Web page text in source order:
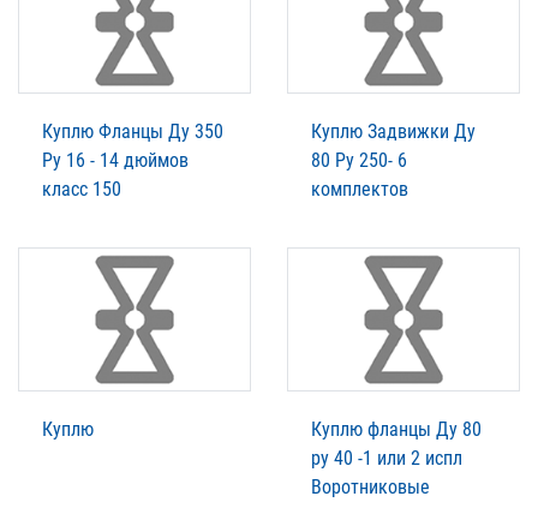
Куплю Фланцы Ду 350
Ру 16 - 14 дюймов
класс 150
Куплю Задвижки Ду
80 Ру 250- 6
комплектов
Куплю
Куплю фланцы Ду 80
ру 40 -1 или 2 испл
Воротниковые